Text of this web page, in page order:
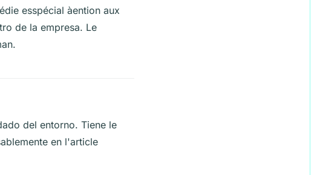
esspécial àention aux
de la empresa. Le
del entorno. Tiene le
en l'article